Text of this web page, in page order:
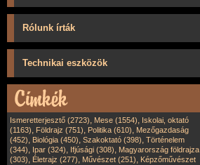
Rólunk írták
Technikai eszközök
Ismeretterjesztő (2723), Mese (1554), Iskolai, oktató
(1163), Földrajz (751), Politika (610), Mezőgazdaság
(452), Biológia (450), Szakoktató (398), Történelem
(344), Ipar (324), Ifjúsági (308), Magyarország földrajza
(303), Életrajz (277), Művészet (251), Képzőművészet